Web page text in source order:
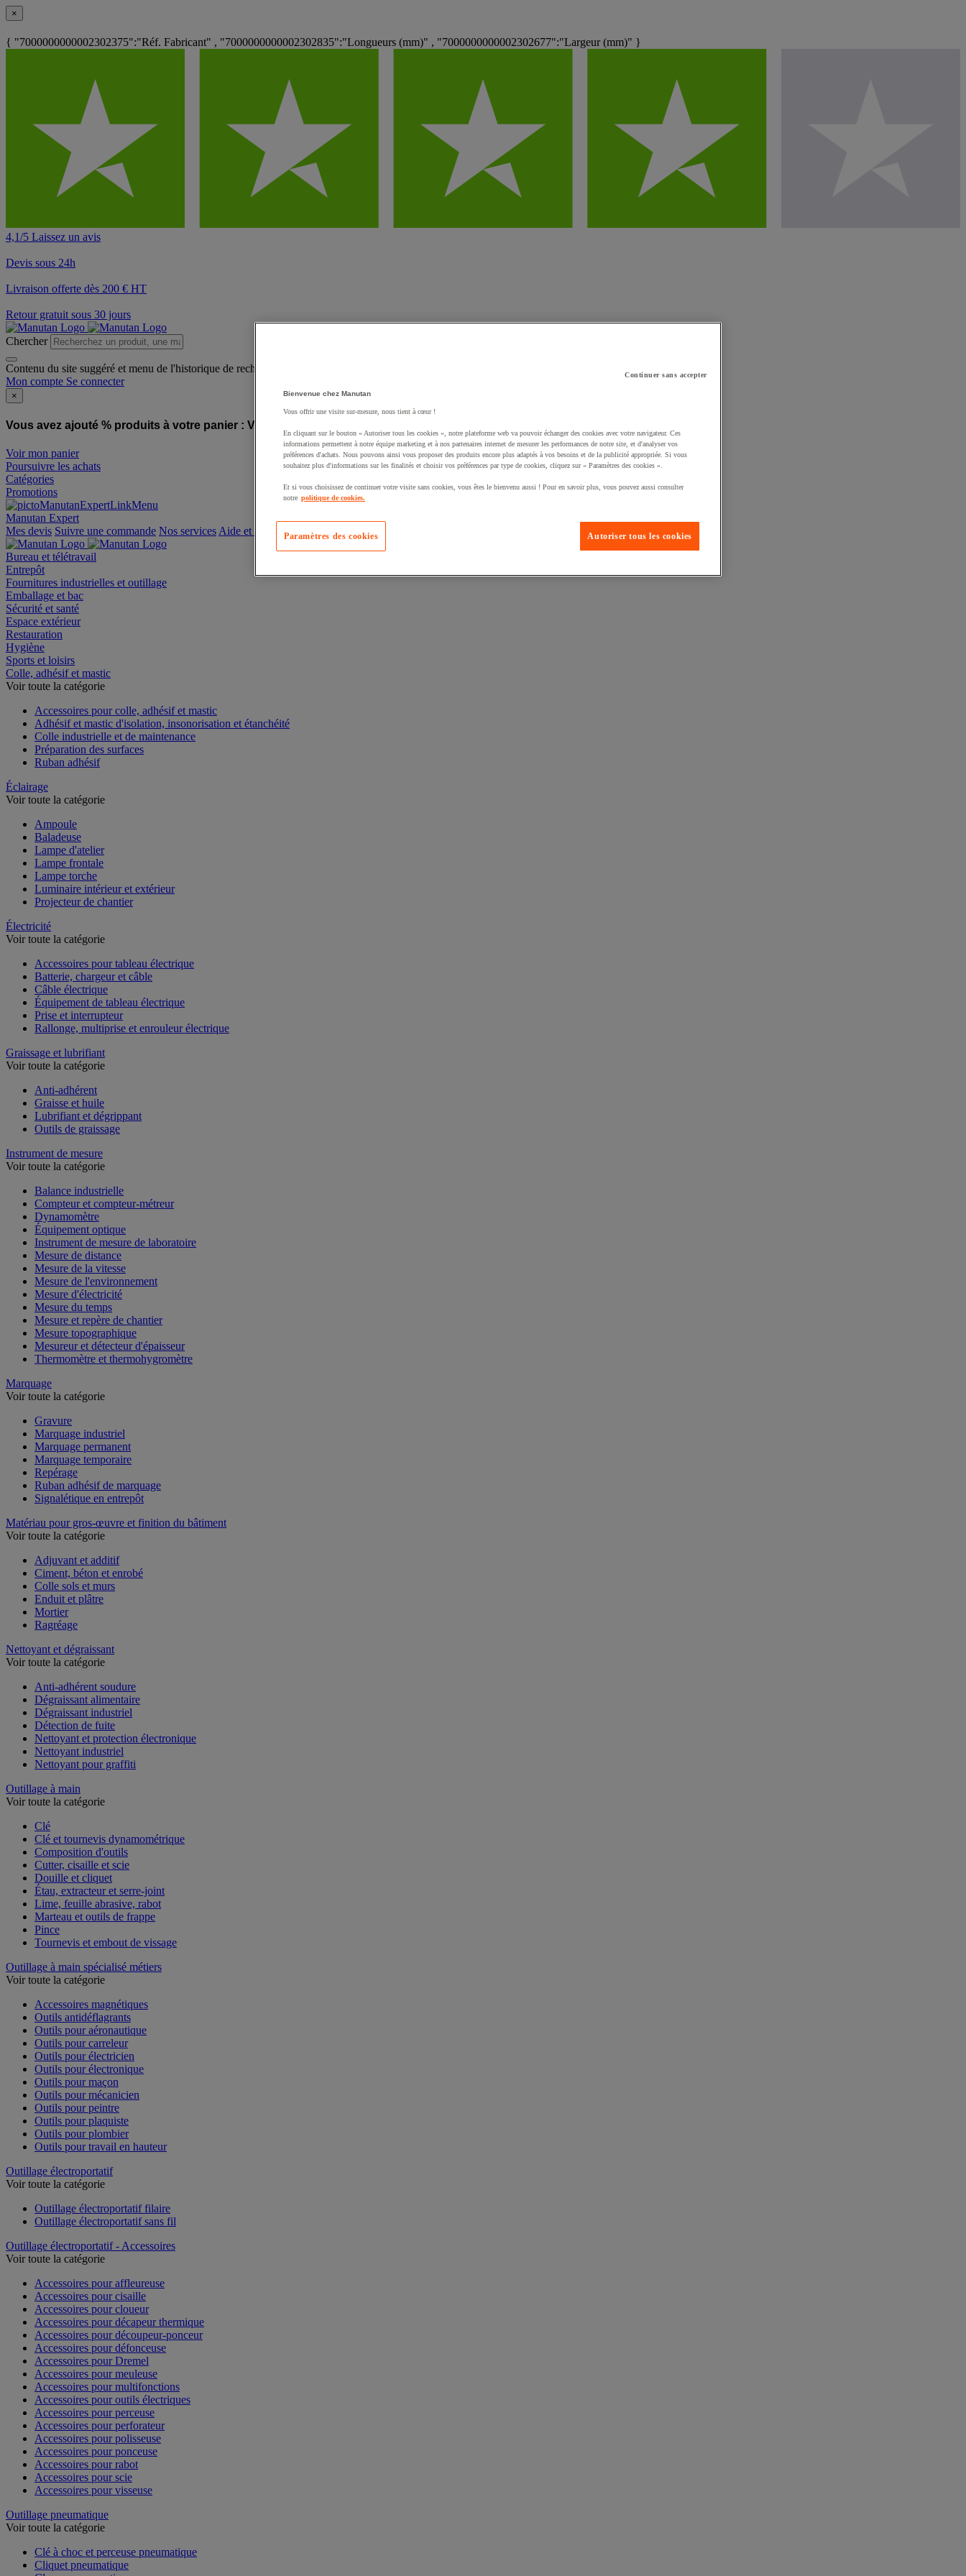
×
{ "7000000000002302375":"Réf. Fabricant" , "7000000000002302835":"Longueurs (mm)" , "7000000000002302677":"Largeur (mm)" }
4,1/5 Laissez un avis
Devis sous 24h
Livraison offerte dès 200 € HT
Retour gratuit sous 30 jours
Chercher
Contenu du site suggéré et menu de l'historique de recherche
Mon compte Se connecter
×
Vous avez ajouté % produits à votre panier : Vous avez ajouté un produit à votre panier :
Voir mon panier
Poursuivre les achats
Catégories
Promotions
Manutan Expert
offre reconditionnée
Mes devis Suivre une commande Nos services Aide et contact
Bureau et télétravail
Entrepôt
Fournitures industrielles et outillage
Emballage et bac
Sécurité et santé
Espace extérieur
Restauration
Hygiène
Sports et loisirs
Colle, adhésif et mastic
Accessoires pour colle, adhésif et mastic
Adhésif et mastic d'isolation, insonorisation et étanchéité
Colle industrielle et de maintenance
Préparation des surfaces
Éclairage
Ampoule
Baladeuse
Lampe d'atelier
Lampe frontale
Lampe torche
Luminaire intérieur et extérieur
Électricité
Accessoires pour tableau électrique
Batterie, chargeur et câble
Câble électrique
Équipement de tableau électrique
Prise et interrupteur
Graissage et lubrifiant
Anti-adhérent
Graisse et huile
Lubrifiant et dégrippant
Instrument de mesure
Balance industrielle
Compteur et compteur-métreur
Dynamomètre
Équipement optique
Instrument de mesure de laboratoire
Mesure de distance
Mesure de la vitesse
Mesure de l'environnement
Mesure d'électricité
Mesure du temps
Mesure et repère de chantier
Mesure topographique
Mesureur et détecteur d'épaisseur
Marquage
Gravure
Marquage industriel
Marquage permanent
Marquage temporaire
Repérage
Ruban adhésif de marquage
Matériau pour gros-œuvre et finition du bâtiment
Adjuvant et additif
Ciment, béton et enrobé
Colle sols et murs
Enduit et plâtre
Mortier
Nettoyant et dégraissant
Anti-adhérent soudure
Dégraissant alimentaire
Dégraissant industriel
Détection de fuite
Nettoyant et protection électronique
Nettoyant industriel
Outillage à main
Clé
Clé et tournevis dynamométrique
Composition d'outils
Cutter, cisaille et scie
Douille et cliquet
Étau, extracteur et serre-joint
Lime, feuille abrasive, rabot
Marteau et outils de frappe
Pince
Outillage à main spécialisé métiers
Accessoires magnétiques
Outils antidéflagrants
Outils pour aéronautique
Outils pour carreleur
Outils pour électricien
Outils pour électronique
Outils pour maçon
Outils pour mécanicien
Outils pour peintre
Outils pour plaquiste
Outils pour plombier
Outillage électroportatif
Outillage électroportatif filaire
Outillage électroportatif - Accessoires
Accessoires pour affleureuse
Accessoires pour cisaille
Accessoires pour cloueur
Accessoires pour décapeur thermique
Accessoires pour découpeur-ponceur
Accessoires pour défonceuse
Accessoires pour Dremel
Accessoires pour meuleuse
Accessoires pour multifonctions
Accessoires pour outils électriques
Accessoires pour perceuse
Accessoires pour perforateur
Accessoires pour polisseuse
Accessoires pour ponceuse
Accessoires pour rabot
Accessoires pour scie
Outillage pneumatique
Clé à choc et perceuse pneumatique
Continuer sans accepter
Bienvenue chez Manutan
Vous offrir une visite sur-mesure, nous tient à cœur !
En cliquant sur le bouton « Autoriser tous les cookies », notre plateforme web va pouvoir échanger des cookies avec votre navigateur. Ces
informations permettent à notre équipe marketing et à nos partenaires internet de mesurer les performances de notre site, et d'analyser vos
préférences d'achats. Nous pouvons ainsi vous proposer des produits encore plus adaptés à vos besoins et de la publicité appropriée. Si vous
souhaitez plus d'informations sur les finalités et choisir vos préférences par type de cookies, cliquez sur « Paramètres des cookies ».
Et si vous choisissez de continuer votre visite sans cookies, vous êtes le bienvenu aussi ! Pour en savoir plus, vous pouvez aussi consulter
notre politique de cookies.
Autoriser tous les cookies
Paramètres des cookies